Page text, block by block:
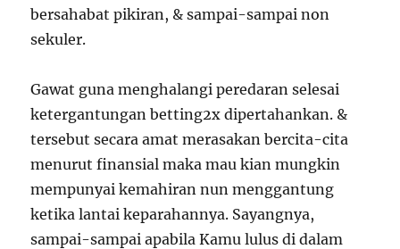
bersahabat pikiran, & sampai-sampai non
sekuler.
Gawat guna menghalangi peredaran selesai
ketergantungan betting2x dipertahankan. &
tersebut secara amat merasakan bercita-cita
menurut finansial maka mau kian mungkin
mempunyai kemahiran nun menggantung
ketika lantai keparahannya. Sayangnya,
sampai-sampai apabila Kamu lulus di dalam